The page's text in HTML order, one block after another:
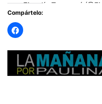
— Fiscalía Tarapacá
Compártelo: